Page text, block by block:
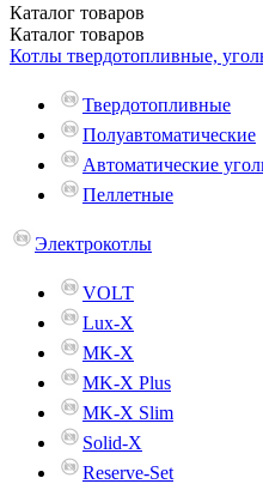
Каталог товаров
Каталог товаров
Котлы твердотопливные,
Твердотопливные
Полуавтоматические
Автоматические
Пеллетные
Электрокотлы
VOLT
Lux-X
MK-X
MK-X Plus
MK-X Slim
Solid-X
Reserve-Set